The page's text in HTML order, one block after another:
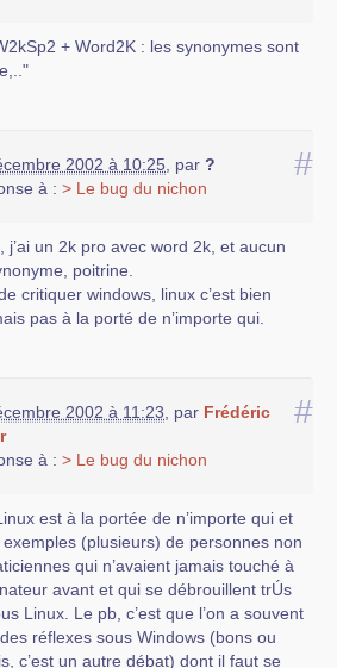
+ Word2K : les synonymes sont
#
2002 à 10:25 par ?
à : > Le bug du nichon
j’ai un 2k pro avec word 2k, et aucun
poitrine.
critiquer windows, linux c’est bien
pas à la porté de n’importe qui.
#
2002 à 11:23 par Frédéric
à : > Le bug du nichon
est à la portée de n’importe qui et
exemples (plusieurs) de personnes non
qui n’avaient jamais touché à
avant et qui se débrouillent trÚs
Linux. Le pb, c’est que l’on a souvent
réflexes sous Windows (bons ou
c’est un autre débat) dont il faut se